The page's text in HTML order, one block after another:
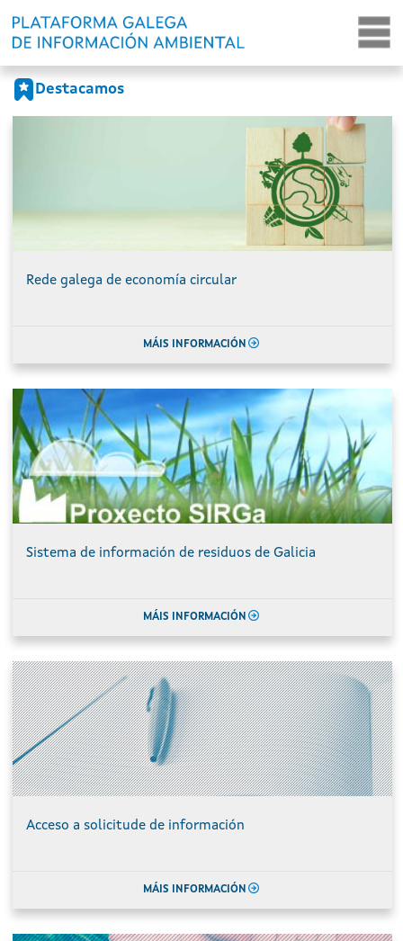
Destacamos
Rede galega de economía circular
MÁIS INFORMACIÓN
Sistema de información de residuos de Galicia
MÁIS INFORMACIÓN
Acceso a solicitude de información
MÁIS INFORMACIÓN